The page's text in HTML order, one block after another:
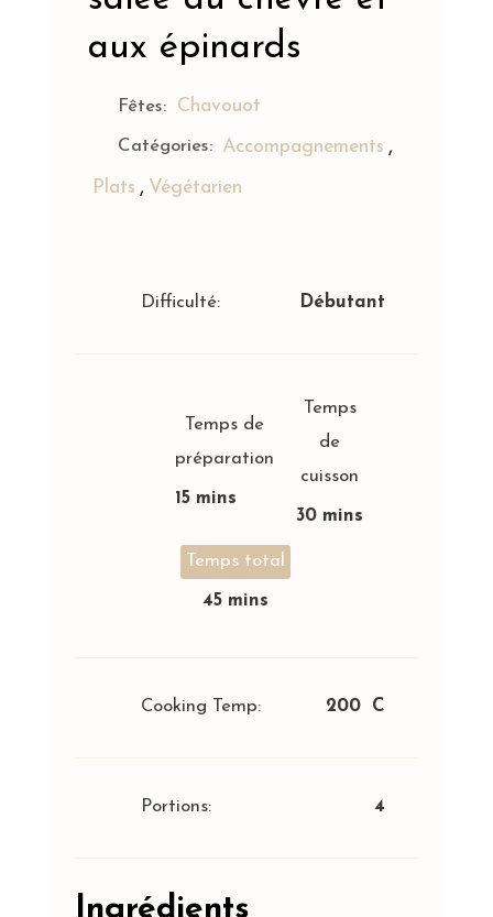
aux épinards
Fêtes: Chavouot
Catégories: Accompagnements ,
Plats , Végétarien
Difficulté: Débutant
Temps de
préparation
15 mins
Temps
de
cuisson
30 mins
Temps total
45 mins
Cooking Temp: 200 C
Portions: 4
Ingrédients